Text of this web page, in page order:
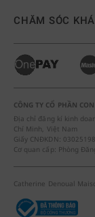
CHĂM SÓC
CÔNG TY CỔ PHẦN
Địa chỉ đăng kí kinh
Chí Minh, Việt Nam
Giấy CNĐKDN:
Cơ quan cấp: Phòng
Catherine Denoual